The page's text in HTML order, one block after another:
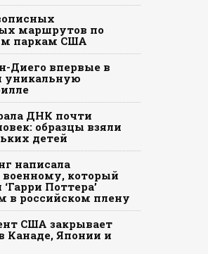
маршрутов по
паркам США
Диего впервые в
уникальную
ДНК почти
образцы взяли
детей
написала
который
Поттера’
в российском плену
США закрывает
Канаде, Японии и